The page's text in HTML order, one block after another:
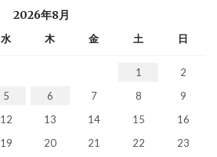
2026年8月
水 木 金 土 日
1
2
5 6 7 8
9
12 13 14 15
16
19 20 21 22
23